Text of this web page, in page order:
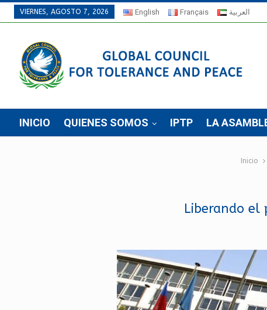
VIERNES, AGOSTO 7, 2026 English Français العربية
INICIO QUIENES SOMOS IPTP LA
Inicio
Liberando